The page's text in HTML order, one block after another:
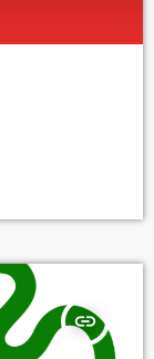
insert_link